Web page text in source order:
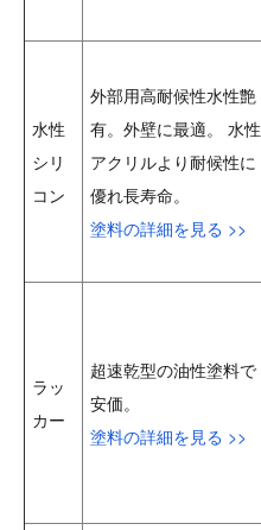
水性
シリ
コン
外部用高耐候性水性艶
有。外壁に最適。 水性
アクリルより耐候性に
優れ長寿命。
塗料の詳細を見る >>
ラッ
カー
超速乾型の油性塗料で
安価。
塗料の詳細を見る >>